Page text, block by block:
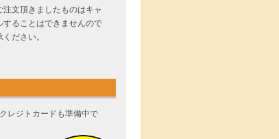
注文頂きましたものはキャ
することはできませんので
ください。
レジトカードも準備中で